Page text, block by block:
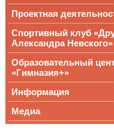
работы
мониторинг
образования
Публикации
Материалы
педагогического
Проектная
Спортивный клуб
Александра Невского»
Образовательный
«Гимназия+»
Информация
Медиа